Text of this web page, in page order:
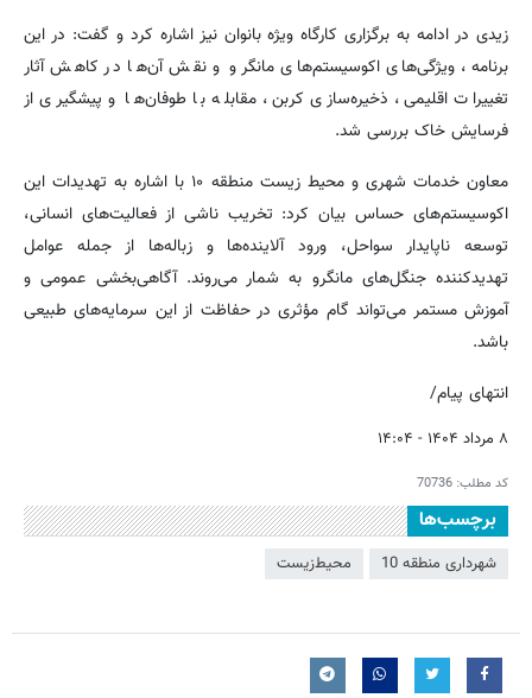
زیدی در ادامه به برگزاری کارگاه ویژه بانوان نیز اشاره کرد و گفت: در این
برنامه، ویژگی‌های اکوسیستم‌های مانگرو و نقش آن‌ها در کاهش آثار
تغییرات اقلیمی، ذخیره‌سازی کربن، مقابله با طوفان‌ها و پیشگیری از
فرسایش خاک بررسی شد.
معاون خدمات شهری و محیط زیست منطقه ۱۰ با اشاره به تهدیدات این
اکوسیستم‌های حساس بیان کرد: تخریب ناشی از فعالیت‌های انسانی،
توسعه ناپایدار سواحل، ورود آلاینده‌ها و زباله‌ها از جمله عوامل
تهدیدکننده جنگل‌های مانگرو به شمار می‌روند. آگاهی‌بخشی عمومی و
آموزش مستمر می‌تواند گام مؤثری در حفاظت از این سرمایه‌های طبیعی
باشد.
انتهای پیام/
۸ مرداد ۱۴۰۴ - ۱۴:۰۴
کد مطلب: 70736
برچسب‌ها
شهرداری منطقه 10 محیط‌زیست